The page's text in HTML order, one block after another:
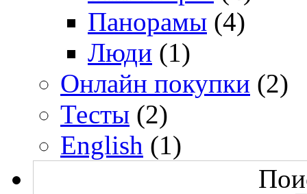
Панорамы (4)
Люди (1)
Онлайн покупки (2)
Тесты (2)
English (1)